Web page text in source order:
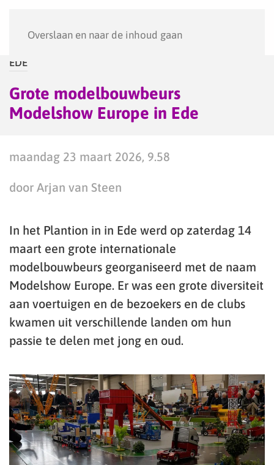
Overslaan en naar de inhoud gaan
EDE
Grote modelbouwbeurs
Modelshow Europe in Ede
maandag 23 maart 2026, 9.58
door Arjan van Steen
In het Plantion in in Ede werd op zaterdag 14
maart een grote internationale
modelbouwbeurs georganiseerd met de naam
Modelshow Europe. Er was een grote diversiteit
aan voertuigen en de bezoekers en de clubs
kwamen uit verschillende landen om hun
passie te delen met jong en oud.